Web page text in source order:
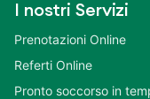
I nostri Servizi
Prenotazioni Online
Referti Online
Pronto soccorso in